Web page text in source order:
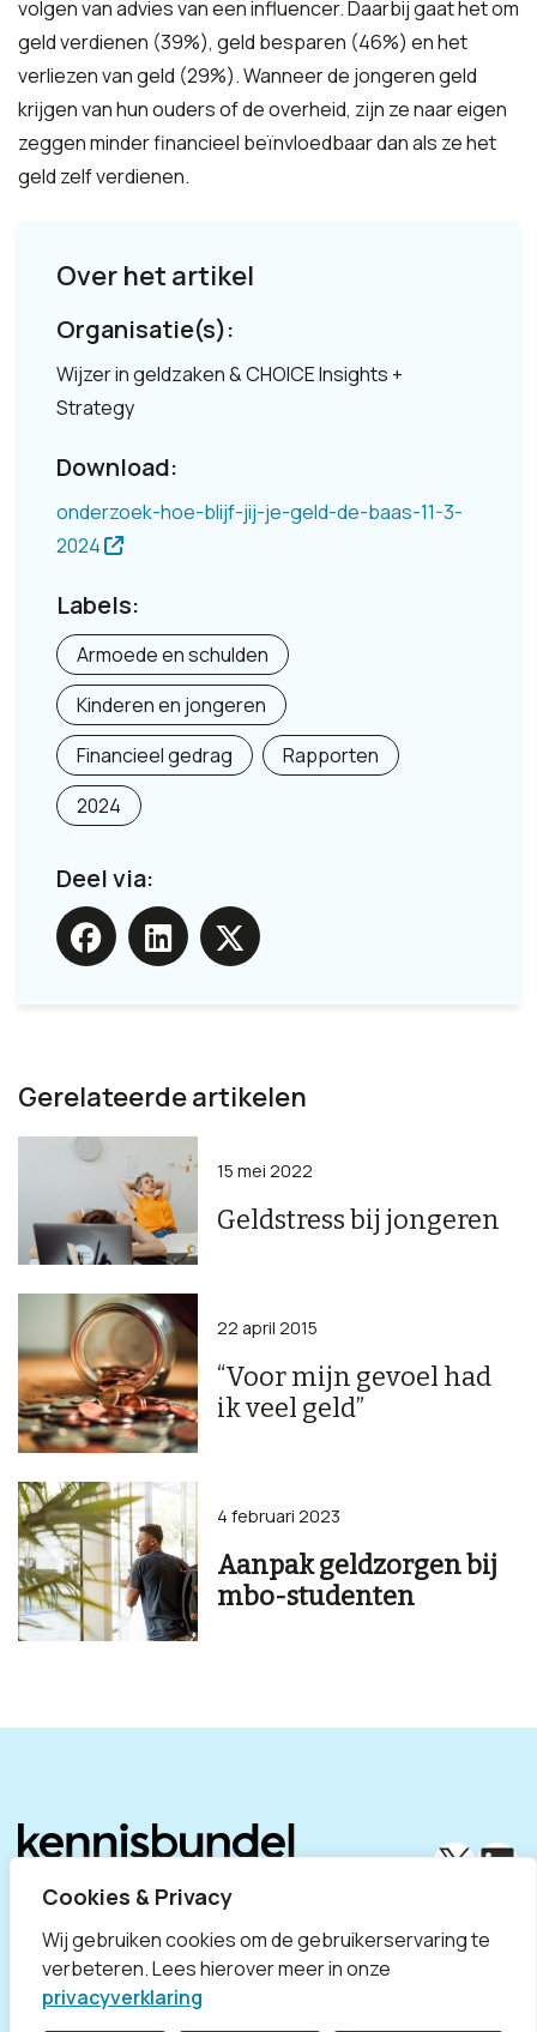
Cookies & Privacy
Wij gebruiken cookies om de gebruikerservaring te
verbeteren. Lees hierover meer in onze
privacyverklaring
volgen van advies van een influencer. Daarbij gaat het om
geld verdienen (39%), geld besparen (46%) en het
verliezen van geld (29%). Wanneer de jongeren geld
krijgen van hun ouders of de overheid, zijn ze naar eigen
zeggen minder financieel beïnvloedbaar dan als ze het
geld zelf verdienen.
Over het artikel
Organisatie(s):
Wijzer in geldzaken & CHOICE Insights +
Strategy
Download:
onderzoek-hoe-blijf-jij-je-geld-de-baas-11-3-
2024
Labels:
Armoede en schulden
Kinderen en jongeren
Financieel gedrag
Rapporten
2024
Deel via:
Gerelateerde artikelen
Geldstress bij jongeren
15 mei 2022
“Voor mijn gevoel had
ik veel geld”
22 april 2015
Aanpak geldzorgen bij
mbo-studenten
4 februari 2023
X